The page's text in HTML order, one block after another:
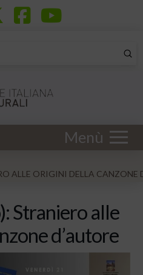
Menù
ALLE ORIGINI DELLA CANZONE
Straniero alle
d’autore